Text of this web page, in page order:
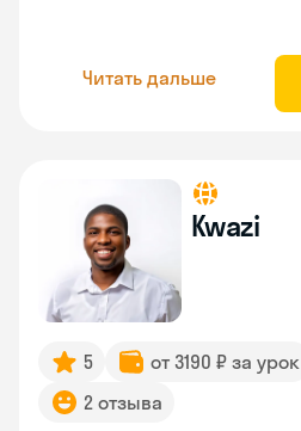
Читать дальше
Kwazi
5 от 3190 ₽ за урок
2 отзыва